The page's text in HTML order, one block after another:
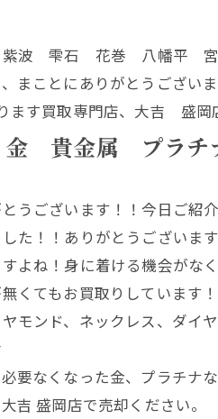
雫石 花巻 八幡平 宮
まことにありがとうございま
す買取専門店、大吉 盛岡
貴金属 プラチ
うございます！！今日ご紹
た！！ありがとうございます
よね！身に着ける機会がな
くてもお買取りしています！
モンド、ネックレス、ダイ
要なくなった金、プラチナ
吉 盛岡店で売却ください。